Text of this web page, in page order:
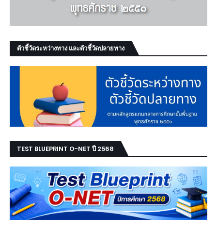
ตัวชี้วัดระหว่างทาง และตัวชี้วัดปลายทาง
TEST BLUEPRINT O-NET ปี 2568